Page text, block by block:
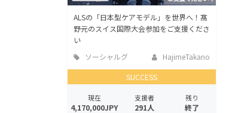
ALSの「日本型ケアモデル」を世界へ！髙
野元のスイス国際大会参加をご支援くださ
い
ソーシャルグ
ッド
HajimeTakano
SUCCESS
現在
4,170,000JPY
支援者
291人
残り
終了